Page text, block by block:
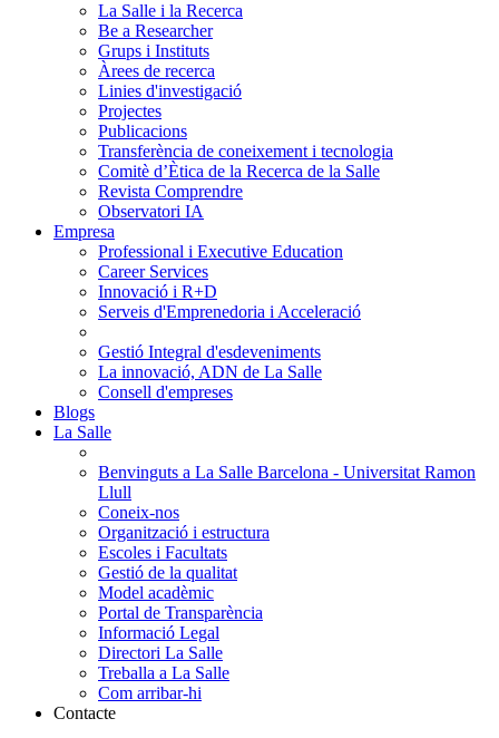
La Salle i la Recerca
Be a Researcher
Grups i Instituts
Àrees de recerca
Linies d'investigació
Projectes
Publicacions
Transferència de coneixement i tecnologia
Comitè d’Ètica de la Recerca de la Salle
Revista Comprendre
Observatori IA
Empresa
Professional i Executive Education
Career Services
Innovació i R+D
Serveis d'Emprenedoria i Acceleració
Gestió Integral d'esdeveniments
La innovació, ADN de La Salle
Consell d'empreses
Blogs
La Salle
Benvinguts a La Salle Barcelona - Universitat Ramon
Llull
Coneix-nos
Organització i estructura
Escoles i Facultats
Gestió de la qualitat
Model acadèmic
Portal de Transparència
Informació Legal
Directori La Salle
Treballa a La Salle
Com arribar-hi
Contacte